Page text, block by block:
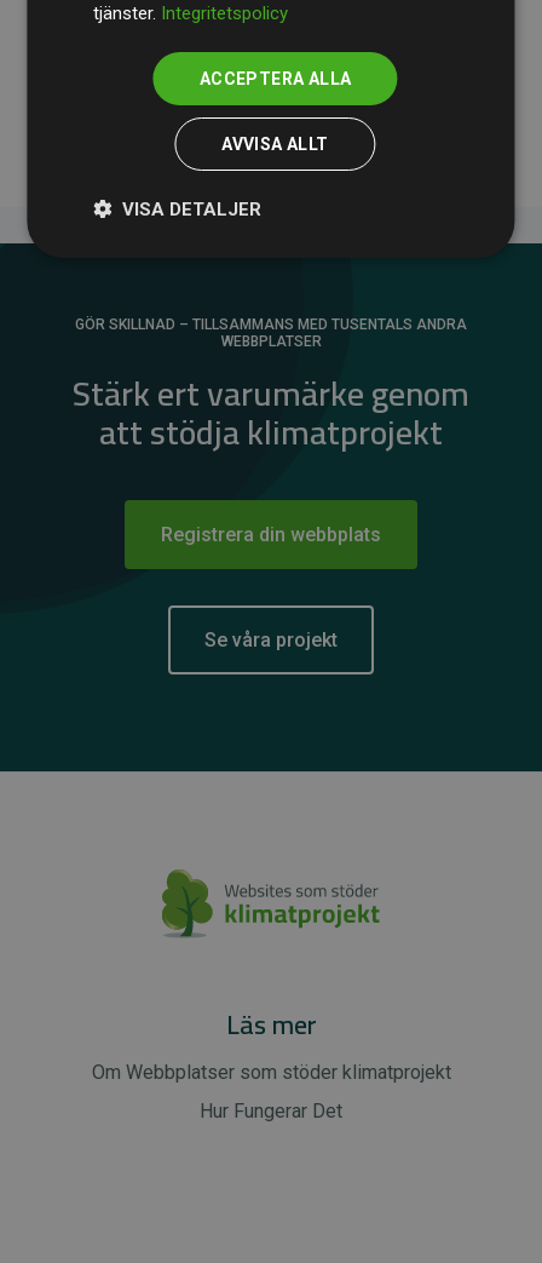
klimatprojekt i genomsnitt kompenserar för
de beräknade CO₂-utsläppenfrån
medlemswebbplatser – ett tydligt bevis på att vårt
arbetssätt ger mätbar klimatnytta.
GÖR SKILLNAD – TILLSAMMANS MED TUSENTALS ANDRA
WEBBPLATSER
Stärk ert varumärke genom
att stödja klimatprojekt
Registrera din webbplats
Se våra projekt
Läs mer
Om Webbplatser som stöder klimatprojekt
Hur Fungerar Det
tjänster. Integritetspolicy
ACCEPTERA ALLA
AVVISA ALLT
VISA DETALJER